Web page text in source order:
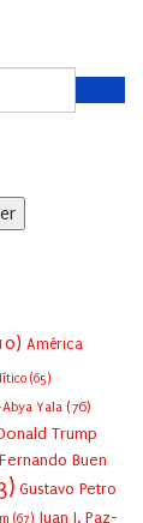
América
(65)
Yala (76)
Trump
Fernando Buen
Gustavo Petro
(67) Juan J. Paz-